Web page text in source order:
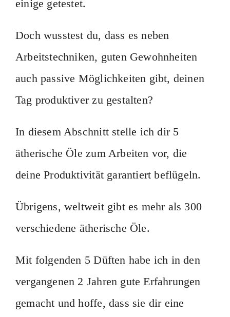
einige getestet.
Doch wusstest du, dass es neben
Arbeitstechniken, guten Gewohnheiten
auch passive Möglichkeiten gibt, deinen
Tag produktiver zu gestalten?
In diesem Abschnitt stelle ich dir 5
ätherische Öle zum Arbeiten vor, die
deine Produktivität garantiert beflügeln.
Übrigens, weltweit gibt es mehr als 300
verschiedene ätherische Öle.
Mit folgenden 5 Düften habe ich in den
vergangenen 2 Jahren gute Erfahrungen
gemacht und hoffe, dass sie dir eine